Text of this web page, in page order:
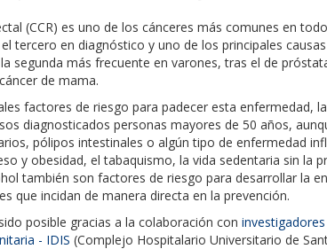
(CCR) es uno de los cánceres más comunes en
tercero en diagnóstico y uno de los principales
segunda más frecuente en varones, tras el de
de mama.
factores de riesgo para padecer esta enfermedad,
diagnosticados personas mayores de 50 años,
pólipos intestinales o algún tipo de enfermedad
y obesidad, el tabaquismo, la vida sedentaria sin la
también son factores de riesgo para desarrollar la
que incidan de manera directa en la prevención.
posible gracias a la colaboración con
- IDIS (Complejo Hospitalario Universitario de